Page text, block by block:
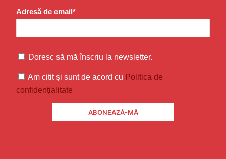
Adresă de email*
Doresc să mă înscriu la newsletter.
Am citit și sunt de acord cu Politica de
confidențialitate